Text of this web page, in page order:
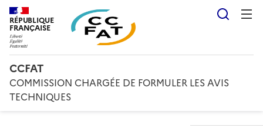
RÉPUBLIQUE
FRANÇAISE
CCFAT
COMMISSION CHARGÉE DE FORMULER LES AVIS
TECHNIQUES